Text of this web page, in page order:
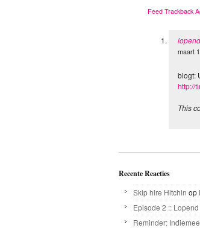
Feed Trackback
maart
blogt:
http://
This
Recente Reacties
Skip hire Hitchin op
Episode 2 ::
Reminder: